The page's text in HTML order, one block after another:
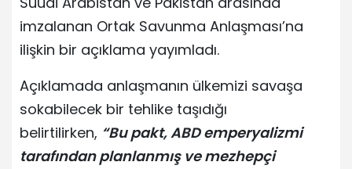
imzalanan Ortak Savunma Anlaşması’na
ilişkin bir açıklama yayımladı.
Açıklamada anlaşmanın ülkemizi savaşa
sokabilecek bir tehlike taşıdığı
belirtilirken, “Bu pakt, ABD emperyalizmi
tarafından planlanmış ve mezhepçi